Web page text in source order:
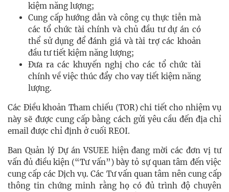
kiệm năng lượng;
Cung cấp hướng dẫn và công cụ thực tiễn mà
các tổ chức tài chính và chủ đầu tư dự án có
thể sử dụng để đánh giá và tài trợ các khoản
đầu tư tiết kiệm năng lượng;
Đưa ra các khuyến nghị cho các tổ chức tài
chính về việc thúc đẩy cho vay tiết kiệm năng
lượng.
Các Điều khoản Tham chiếu (TOR) chi tiết cho nhiệm vụ
này sẽ được cung cấp bằng cách gửi yêu cầu đến địa chỉ
email được chỉ định ở cuối REOI.
Ban Quản lý Dự án VSUEE hiện đang mời các đơn vị tư
vấn đủ điều kiện (“Tư vấn”) bày tỏ sự quan tâm đến việc
cung cấp các Dịch vụ. Các Tư vấn quan tâm nên cung cấp
thông tin chứng minh rằng họ có đủ trình độ chuyên